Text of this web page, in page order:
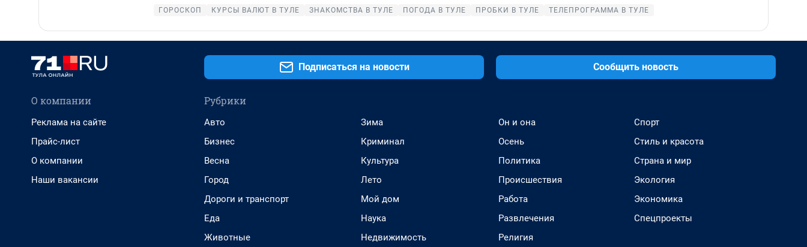
ГОРОСКОП КУРСЫ ВАЛЮТ В ТУЛЕ ЗНАКОМСТВА В ТУЛЕ ПОГОДА В ТУЛЕ ПРОБКИ В ТУЛЕ ТЕЛЕПРОГРАММА В ТУЛЕ
Подписаться на новости Сообщить новость
О компании
Реклама на сайте
Прайс-лист
О компании
Наши вакансии
Рубрики
Авто
Бизнес
Весна
Город
Дороги и транспорт
Еда
Животные
Зима
Криминал
Культура
Лето
Мой дом
Наука
Недвижимость
Он и она
Осень
Политика
Происшествия
Работа
Развлечения
Религия
Спорт
Стиль и красота
Страна и мир
Экология
Экономика
Спецпроекты